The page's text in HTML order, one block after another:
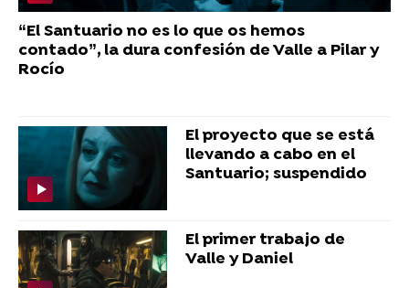
“El Santuario no es lo que os hemos
contado”, la dura confesión de Valle a Pilar y
Rocío
El proyecto que se está
llevando a cabo en el
Santuario; suspendido
El primer trabajo de
Valle y Daniel